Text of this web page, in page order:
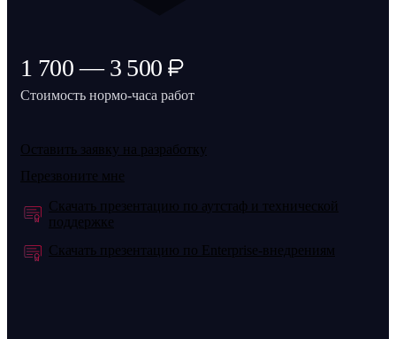
1 700 — 3 500
Стоимость нормо-часа работ
Оставить заявку на разработку
Перезвоните мне
Скачать презентацию по аутстаф и технической
поддержке
Скачать презентацию по Enterprise-внедрениям